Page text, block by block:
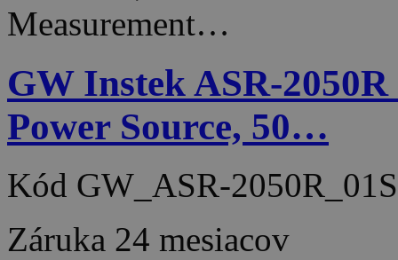
Measurement…
GW Instek ASR-
Power Source, 50…
Kód GW_ASR-
Záruka 24 mesiacov